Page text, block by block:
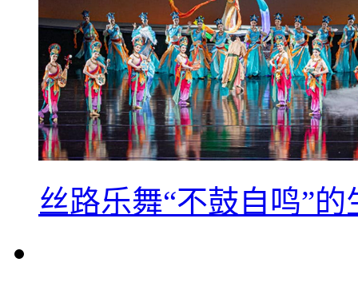
丝路乐舞“不鼓自鸣”